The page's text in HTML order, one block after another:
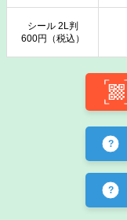
シール 2L判
600円（税込）